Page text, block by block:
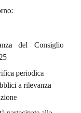
del Consiglio
periodica
a rilevanza